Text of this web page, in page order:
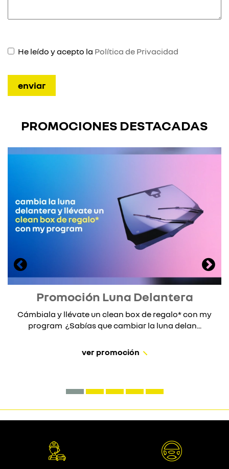
He leído y acepto la Política de Privacidad
PROMOCIONES DESTACADAS
Promoción Luna Delantera
Cámbiala y llévate un clean box de regalo* con my
program ¿Sabías que cambiar la luna delan...
ver promoción